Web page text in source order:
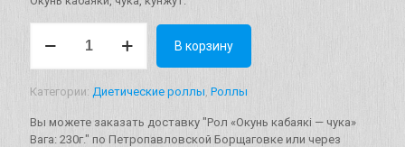
товара
кабаякі
-
чука»
В корзину
Категории: Диетические роллы Роллы
Вы можете заказать доставку "Рол «Окунь кабаякі — чука»
Вага: 230г." по Петропавловской Борщаговке или через